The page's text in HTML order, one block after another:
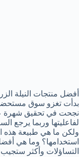
أفضل منتجات النيلة
بدأت تغزو سوق
نجحت في تحقيق شهرة
لفاعليتها وربما يرجع
ولكن ما هي طبيعة هذه
استخدامها؟ وما هي
التساؤلات وأكثر